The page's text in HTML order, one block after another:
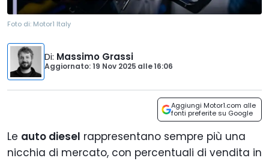
Foto di: Motor1 Italy
Di: Massimo Grassi
Aggiornato: 19 Nov 2025 alle16:06
Aggiungi Motor1.com alle
fonti preferite su Google
Le auto diesel rappresentano sempre più una
nicchia di mercato, con percentuali di vendita in